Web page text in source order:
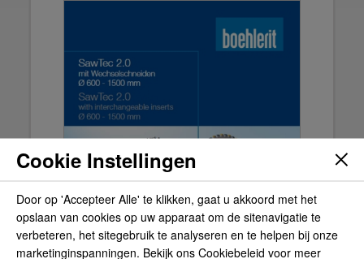
Cookie Instellingen
Door op 'Accepteer Alle' te klikken, gaat u akkoord met het
opslaan van cookies op uw apparaat om de sitenavigatie te
verbeteren, het sitegebruik te analyseren en te helpen bij onze
marketinginspanningen. Bekijk ons Cookiebeleid voor meer